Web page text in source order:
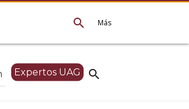
Más
search
search
Expertos UAG